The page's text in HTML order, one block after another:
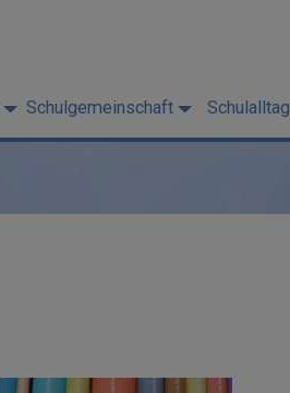
Schulgemeinschaft Schulalltag